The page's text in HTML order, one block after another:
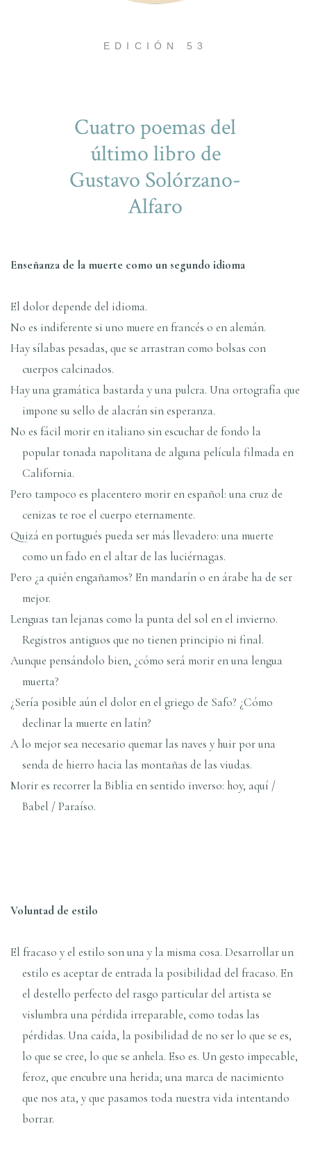
EDICIÓN 53
Cuatro poemas del
último libro de
Gustavo Solórzano-
Alfaro
Enseñanza de la muerte como un segundo idioma
El dolor depende del idioma.
No es indiferente si uno muere en francés o en alemán.
Hay sí­labas pesadas, que se arrastran como bolsas con
cuerpos calcinados.
Hay una gramática bastarda y una pulcra. Una ortografí­a que
impone su sello de alacrán sin esperanza.
No es fácil morir en italiano sin escuchar de fondo la
popular tonada napolitana de alguna pelí­cula filmada en
California.
Pero tampoco es placentero morir en español: una cruz de
cenizas te roe el cuerpo eternamente.
Quizá en portugués pueda ser más llevadero: una muerte
como un fado en el altar de las luciérnagas.
Pero ¿a quién engañamos? En mandarí­n o en árabe ha de ser
mejor.
Lenguas tan lejanas como la punta del sol en el invierno.
Registros antiguos que no tienen principio ni final.
Aunque pensándolo bien, ¿cómo será morir en una lengua
muerta?
¿Serí­a posible aún el dolor en el griego de Safo? ¿Cómo
declinar la muerte en latí­n?
A lo mejor sea necesario quemar las naves y huir por una
senda de hierro hacia las montañas de las viudas.
Morir es recorrer la Biblia en sentido inverso: hoy, aquí­ /
Babel / Paraí­so.
Voluntad de estilo
El fracaso y el estilo son una y la misma cosa. Desarrollar un
estilo es aceptar de entrada la posibilidad del fracaso. En
el destello perfecto del rasgo particular del artista se
vislumbra una pérdida irreparable, como todas las
pérdidas. Una caí­da, la posibilidad de no ser lo que se es,
lo que se cree, lo que se anhela. Eso es. Un gesto impecable,
feroz, que encubre una herida; una marca de nacimiento
que nos ata, y que pasamos toda nuestra vida intentando
borrar.